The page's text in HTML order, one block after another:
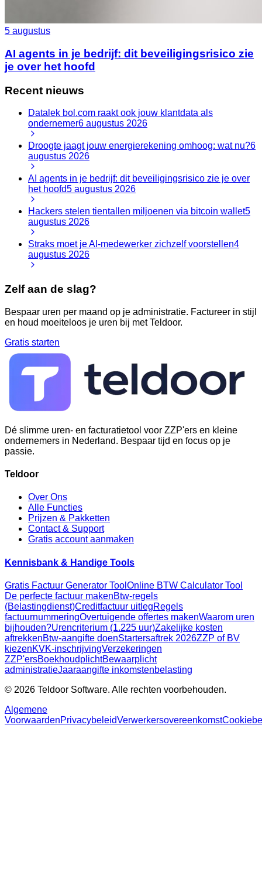
5 augustus
AI agents in je bedrijf: dit beveiligingsrisico zie
je over het hoofd
Recent nieuws
Datalek bol.com raakt ook jouw klantdata als
ondernemer6 augustus 2026
Droogte jaagt jouw energierekening omhoog: wat nu?6
augustus 2026
AI agents in je bedrijf: dit beveiligingsrisico zie je over
het hoofd5 augustus 2026
Hackers stelen tientallen miljoenen via bitcoin wallet5
augustus 2026
Straks moet je AI-medewerker zichzelf voorstellen4
augustus 2026
Zelf aan de slag?
Bespaar uren per maand op je administratie. Factureer in stijl
en houd moeiteloos je uren bij met Teldoor.
Gratis starten
Dé slimme uren- en facturatietool voor ZZP'ers en kleine
ondernemers in Nederland. Bespaar tijd en focus op je
passie.
Teldoor
Over Ons
Alle Functies
Prijzen & Pakketten
Contact & Support
Gratis account aanmaken
Kennisbank & Handige Tools
Gratis Factuur Generator Tool Online BTW Calculator Tool
De perfecte factuur makenBtw-regels
(Belastingdienst)Creditfactuur uitlegRegels
factuurnummeringOvertuigende offertes makenWaarom uren
bijhouden?Urencriterium (1.225 uur)Zakelijke kosten
aftrekkenBtw-aangifte doenStartersaftrek 2026ZZP of BV
kiezenKVK-inschrijvingVerzekeringen
ZZP'ersBoekhoudplichtBewaarplicht
administratieJaaraangifte inkomstenbelasting
© 2026 Teldoor Software. Alle rechten voorbehouden.
Algemene
VoorwaardenPrivacybeleidVerwerkersovereenkomst